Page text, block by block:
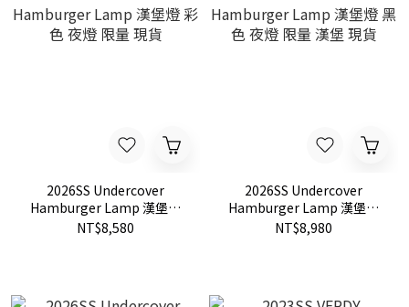
2026SS Undercover
Hamburger Lamp 漢堡燈
彩色 夜燈 限量 現貨
NT$8,580
2026SS Undercover
Hamburger Lamp 漢堡燈
黑色 夜燈 限量 漢堡 現貨
NT$8,980